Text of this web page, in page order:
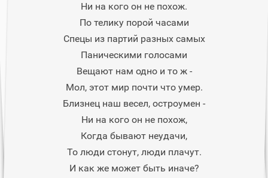
Ни на кого он не похож.
По телику порой часами
Спецы из партий разных самых
Паническими голосами
Вещают нам одно и то ж -
Мол, этот мир почти что умер.
Близнец наш весел, остроумен -
Ни на кого он не похож,
Когда бывают неудачи,
То люди стонут, люди плачут.
И как же может быть иначе?